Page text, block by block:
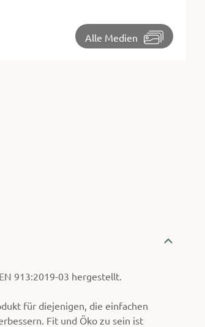
⏵
Alle Medien
913:2019-03 hergestellt.
für diejenigen, die einfachen
Fit und Öko zu sein ist